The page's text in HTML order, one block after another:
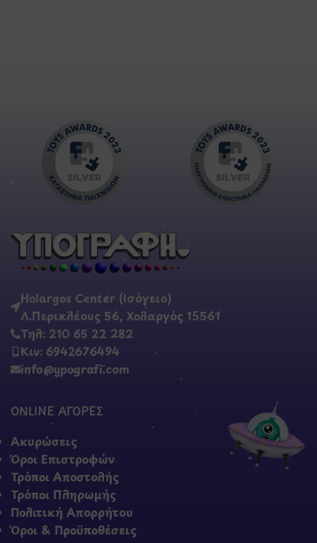
Holargos Center (Ισόγειο)
Λ.Περικλέους 56, Χολαργός 15561
Τηλ: 210 65 22 282
Κιν: 6942676494
info@ypografi.com
ONLINE ΑΓΟΡΕΣ
Ακυρώσεις
Όροι Επιστροφών
Τρόποι Αποστολής
Τρόποι Πληρωμής
Πολιτική Απορρήτου
Όροι & Προϋποθέσεις